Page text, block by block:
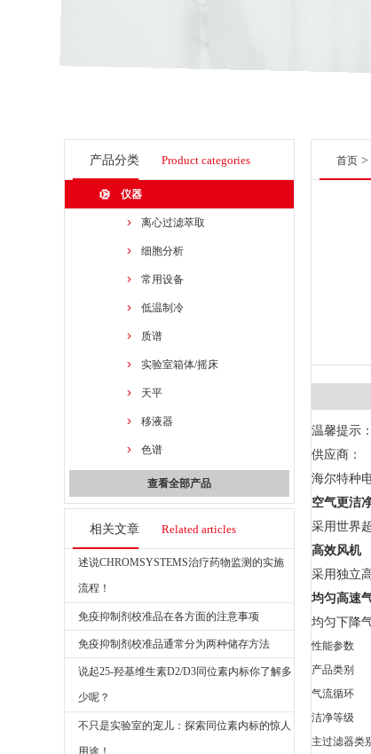
产品分类 Product categories
仪器
离心过滤萃取
细胞分析
常用设备
低温制冷
质谱
实验室箱体/摇床
天平
移液器
色谱
查看全部产品
相关文章 Related articles
述说CHROMSYSTEMS治疗药物监测的实施
流程！
免疫抑制剂校准品在各方面的注意事项
免疫抑制剂校准品通常分为两种储存方法
说起25-羟基维生素D2/D3同位素内标你了解多
少呢？
不只是实验室的宠儿：探索同位素内标的惊人
首页 >
温馨提示
供应商：
海尔特种
空气更洁
采用世界
高效风机
采用独立
均匀高速
均匀下降
性能参数
产品类别
气流循环
洁净等级
主过滤器类